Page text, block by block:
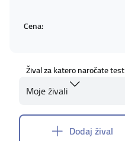
Cena:
Žival za katero naročate test
Moje živali
Dodaj žival